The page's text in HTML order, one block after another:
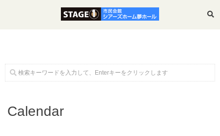
ホーム
Calendar